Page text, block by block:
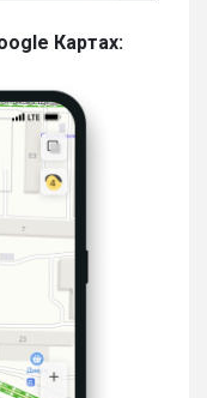
Картах: